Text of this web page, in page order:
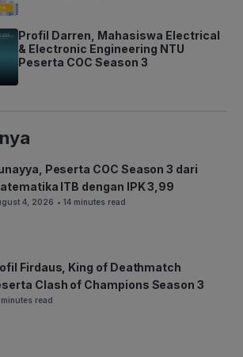
Profil Darren, Mahasiswa Electrical
& Electronic Engineering NTU
Peserta COC Season 3
Peserta COC Season 3 dari
ITB dengan IPK 3,99
4, 2026 • 14 minutes read
Firdaus, King of Deathmatch
Clash of Champions Season 3
minutes read